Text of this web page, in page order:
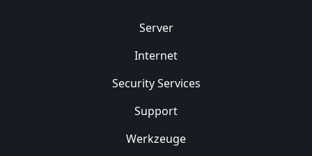
Server
Internet
Security Services
Support
Werkzeuge